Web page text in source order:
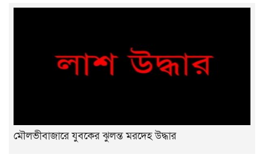
মৌলভীবাজারে যুবকের ঝুলন্ত মরদেহ উদ্ধার